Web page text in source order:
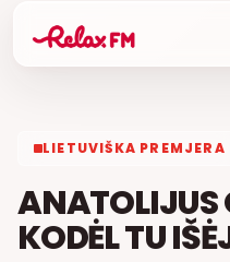
LIETUVIŠKA PREMJERA
ANATOLIJUS
KODĖL TU